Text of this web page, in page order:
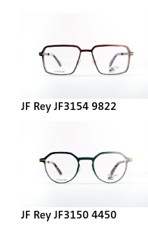
JF Rey JF3154 9822
JF Rey JF3150 4450